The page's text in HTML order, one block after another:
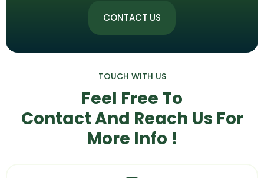
CONTACT US
TOUCH WITH US
Feel Free To
Contact And Reach Us For
More Info !